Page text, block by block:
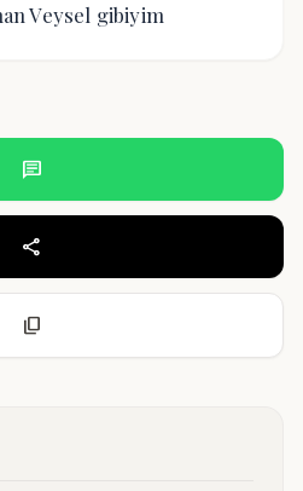
Veysel gibiyim
chat
share
content_copy